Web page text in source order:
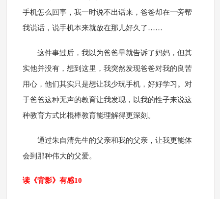
手机怎么回事，我一时说不出话来，爸爸却在一旁帮
我说话，说手机本来就放在那儿好久了……
这件事过后，我以为爸爸早就告诉了妈妈，但其
实他并没有，想到这里，我突然发现爸爸对我的良苦
用心，他们其实只是想让我少玩手机，好好学习。对
于爸爸这种无声的教育让我发现，以我的性子来说这
种教育方式比棍棒教育能理解得更深刻。
通过朱自清先生的父亲和我的父亲，让我更能体
会到那种伟大的父爱。
读《背影》有感10